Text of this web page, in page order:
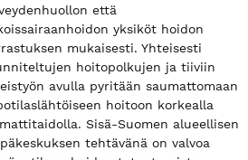
että
yksiköt hoidon
mukaisesti. Yhteisesti
hoitopolkujen ja tiiviin
avulla pyritään saumattomaan
hoitoon korkealla
Sisä-Suomen alueellisen
tehtävänä on valvoa